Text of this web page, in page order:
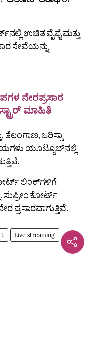
ಉಚಿತ ವೈಫೈ ಮತ್ತು
ಸೇವೆಯನ್ನು
ನೇರಪ್ರಸಾರ
ಮಾಹಿತಿ
ತೆಲಂಗಾಣ, ಒರಿಸ್ಸಾ
ಯೂಟ್ಯೂಬ್‌ನಲ್ಲಿ
ಲಿಂಕ್‌ಗಳಿಗೆ
ಸುಪ್ರೀಂ ಕೋರ್ಟ್
ಪ್ರಸಾರವಾಗುತ್ತಿವೆ.
Live streaming